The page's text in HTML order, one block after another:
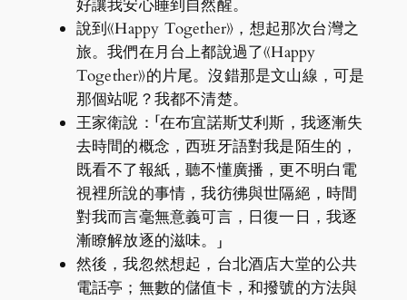
好讓我安心睡到自然醒。
說到《Happy Together》，想起那次台灣之
旅。我們在月台上都說過了《Happy
Together》的片尾。沒錯那是文山線，可是
那個站呢？我都不清楚。
王家衛說：「在布宜諾斯艾利斯，我逐漸失
去時間的概念，西班牙語對我是陌生的，
既看不了報紙，聽不懂廣播，更不明白電
視裡所說的事情，我彷彿與世隔絕，時間
對我而言毫無意義可言，日復一日，我逐
漸瞭解放逐的滋味。」
然後，我忽然想起，台北酒店大堂的公共
電話亭；無數的儲值卡，和撥號的方法與